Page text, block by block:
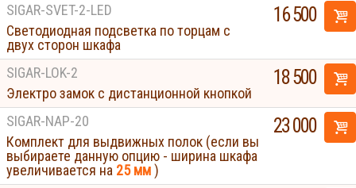
SIGAR-SVET-2-LED
Светодиодная подсветка по торцам с
двух сторон шкафа
16 500
SIGAR-LOK-2
Электро замок с дистанционной кнопкой
18 500
SIGAR-NAP-20
Комплект для выдвижных полок (если вы
выбираете данную опцию - ширина шкафа
увеличивается на 25 мм)
23 000